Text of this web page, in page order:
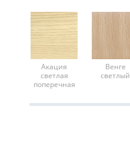
Акация
светлая
поперечная
Венге
светлый